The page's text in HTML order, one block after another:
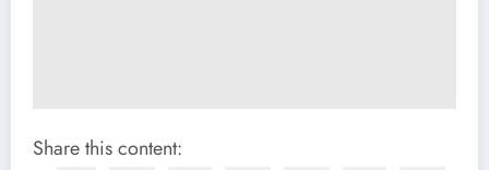
Share this content: